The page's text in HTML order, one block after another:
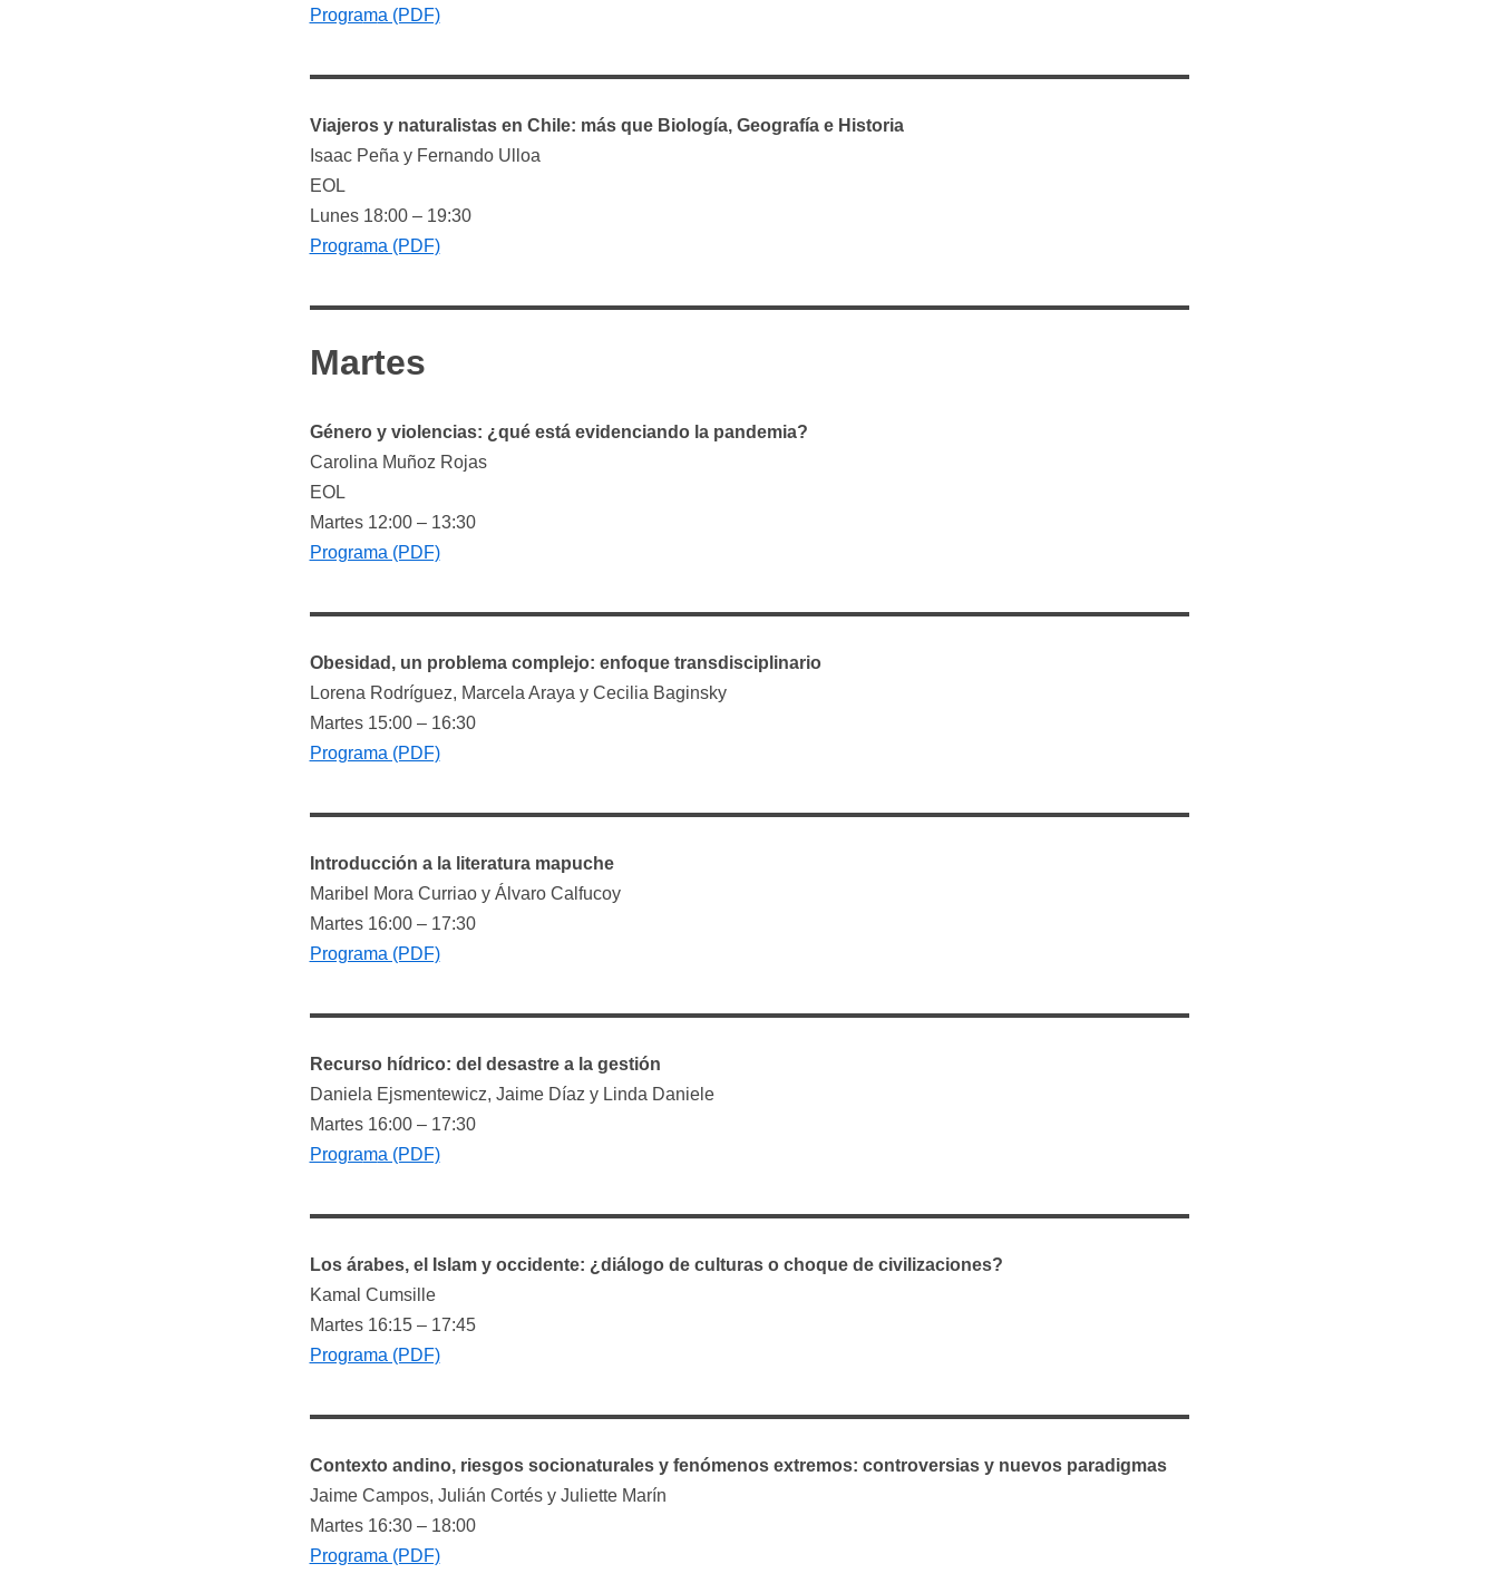
Programa (PDF)
Viajeros y naturalistas en Chile: más que Biología, Geografía e Historia
Isaac Peña y Fernando Ulloa
EOL
Lunes 18:00 – 19:30
Programa (PDF)
Martes
Género y violencias: ¿qué está evidenciando la pandemia?
Carolina Muñoz Rojas
EOL
Martes 12:00 – 13:30
Programa (PDF)
Obesidad, un problema complejo: enfoque transdisciplinario
Lorena Rodríguez, Marcela Araya y Cecilia Baginsky
Martes 15:00 – 16:30
Programa (PDF)
Introducción a la literatura mapuche
Maribel Mora Curriao y Álvaro Calfucoy
Martes 16:00 – 17:30
Programa (PDF)
Recurso hídrico: del desastre a la gestión
Daniela Ejsmentewicz, Jaime Díaz y Linda Daniele
Martes 16:00 – 17:30
Programa (PDF)
Los árabes, el Islam y occidente: ¿diálogo de culturas o choque de civilizaciones?
Kamal Cumsille
Martes 16:15 – 17:45
Programa (PDF)
Contexto andino, riesgos socionaturales y fenómenos extremos: controversias y nuevos paradigmas
Jaime Campos, Julián Cortés y Juliette Marín
Martes 16:30 – 18:00
Programa (PDF)